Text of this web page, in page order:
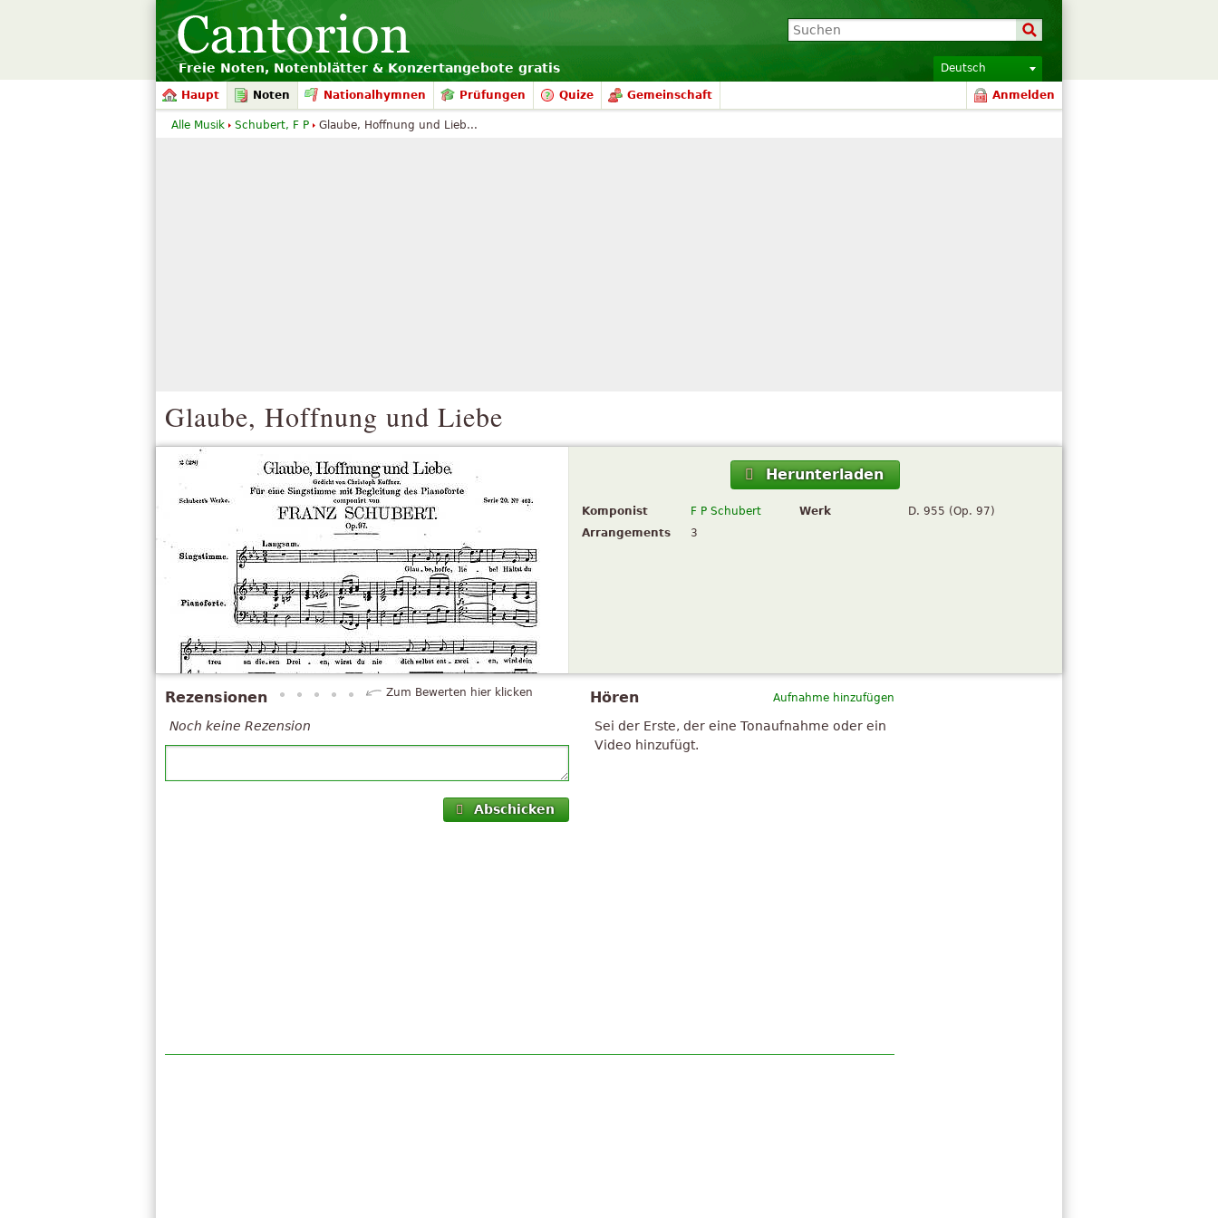
Freie Noten, Notenblätter & Konzertangebote gratis Deutsch
Haupt Noten Nationalhymnen Prüfungen Quize Gemeinschaft Anmelden
Glaube, Hoffnung und Liebe
Herunterladen
Komponist F P Schubert Werk
D. 955 (Op. 97)
Arrangements
3
Aufnahme hinzufügen
Hören
Sei der Erste, der eine Tonaufnahme oder ein
Video hinzufügt.
Rezensionen Zum Bewerten hier klicken
Noch keine Rezension
Abschicken
Alle Musik Schubert, F P Glaube, Hoffnung und Lieb...